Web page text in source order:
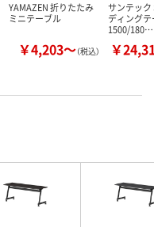
YAMAZEN 折りたたみ
ミニテーブル
￥4,203～（税込）
サンテック
ディング
1500/180…
￥